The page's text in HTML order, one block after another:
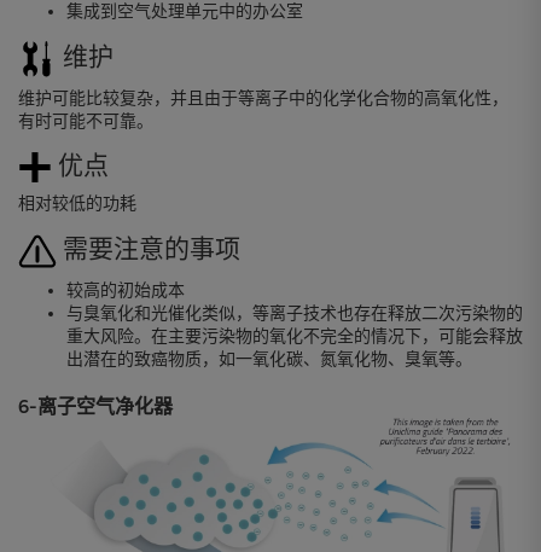
集成到空气处理单元中的办公室
维护
维护可能比较复杂，并且由于等离子中的化学化合物的高氧化性，
有时可能不可靠。
优点
相对较低的功耗
需要注意的事项
较高的初始成本
与臭氧化和光催化类似，等离子技术也存在释放二次污染物的
重大风险。在主要污染物的氧化不完全的情况下，可能会释放
出潜在的致癌物质，如一氧化碳、氮氧化物、臭氧等。
6-离子空气净化器